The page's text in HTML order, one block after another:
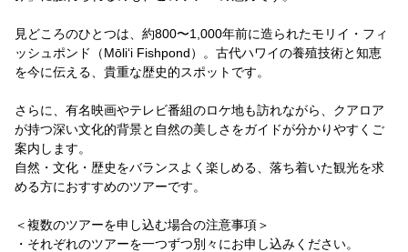
アプリのインストール方法
アンティパッツカフェ
アンティ パッツ カフェ 朝食メニュー
アンティ パッツ カフェ ランチメニュー
アンクル エイブス
見どころのひとつは、約800〜1,000年前に造られたモリイ・フィ
ッシュポンド（Mōli‘i Fishpond）。古代ハワイの養殖技術と知恵
を今に伝える、貴重な歴史的スポットです。
さらに、有名映画やテレビ番組のロケ地も訪れながら、クアロア
が持つ深い文化的背景と自然の美しさをガイドが分かりやすくご
案内します。
自然・文化・歴史をバランスよく楽しめる、落ち着いた観光を求
める方におすすめのツアーです。
＜複数のツアーを申し込む場合の注意事項＞
・それぞれのツアーを一つずつ別々にお申し込みください。